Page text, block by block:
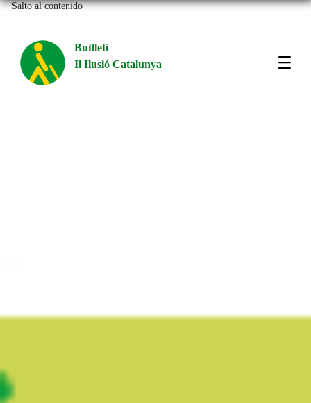
Salto al contenido
Butlletí
Il Ilusió Catalunya